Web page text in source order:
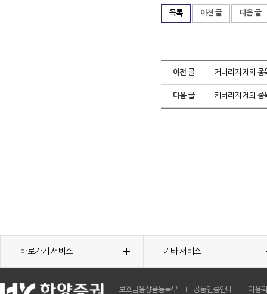
목록 이전 글 다음 글
이전 글 커버리지 제외 종
다음 글 커버리지 제외 종
바로가기 서비스 기타 서비스
보호금융상품등록부 공동인증안내 이용